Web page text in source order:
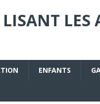
LES
ENFANTS